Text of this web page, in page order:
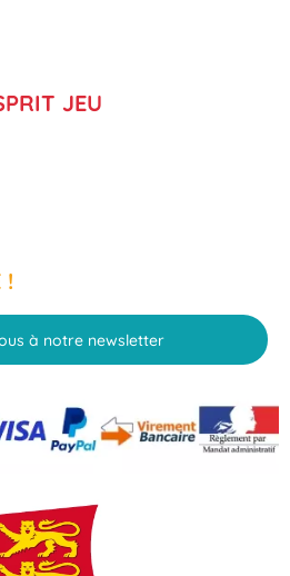
JEU
!
à notre newsletter